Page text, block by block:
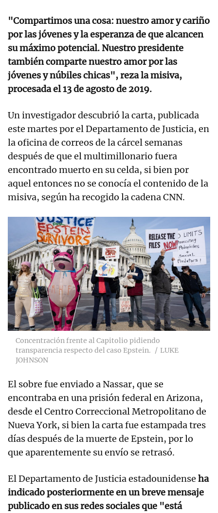
"Compartimos una cosa: nuestro amor y cariño
por las jóvenes y la esperanza de que alcancen
su máximo potencial. Nuestro presidente
también comparte nuestro amor por las
jóvenes y núbiles chicas", reza la misiva,
procesada el 13 de agosto de 2019.
Un investigador descubrió la carta, publicada
este martes por el Departamento de Justicia, en
la oficina de correos de la cárcel semanas
después de que el multimillonario fuera
encontrado muerto en su celda, si bien por
aquel entonces no se conocía el contenido de la
misiva, según ha recogido la cadena CNN.
Concentración frente al Capitolio pidiendo
transparencia respecto del caso Epstein.
LUKE
JOHNSON
El sobre fue enviado a Nassar, que se
encontraba en una prisión federal en Arizona,
desde el Centro Correccional Metropolitano de
Nueva York, si bien la carta fue estampada tres
días después de la muerte de Epstein, por lo
que aparentemente su envío se retrasó.
El Departamento de Justicia estadounidense ha
indicado posteriormente en un breve mensaje
publicado en sus redes sociales que "está